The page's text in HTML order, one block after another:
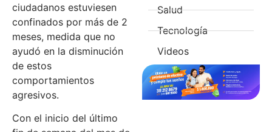
ciudadanos estuviesen
confinados por más de 2
meses, medida que no
ayudó en la disminución
de estos
comportamientos
agresivos.
Con el inicio del último
Salud
Tecnología
Videos